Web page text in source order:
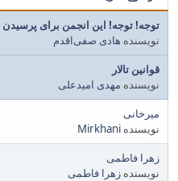
توجه! توجه! این انجمن برای
نویسنده هادی صفی‌اقدم
قوانین تالار
نویسنده مهدی امیدعلی
میرخانی
نویسنده Mirkhani
زهرا فاطمی
نویسنده زهرا فاطمی